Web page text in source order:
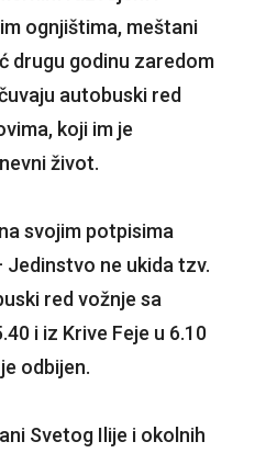
ognjištima, meštani
drugu godinu zaredom
autobuski red
koji im je
život.
svojim potpisima
Jedinstvo ne ukida tzv.
red vožnje sa
i iz Krive Feje u 6.10
odbijen.
Svetog Ilije i okolnih